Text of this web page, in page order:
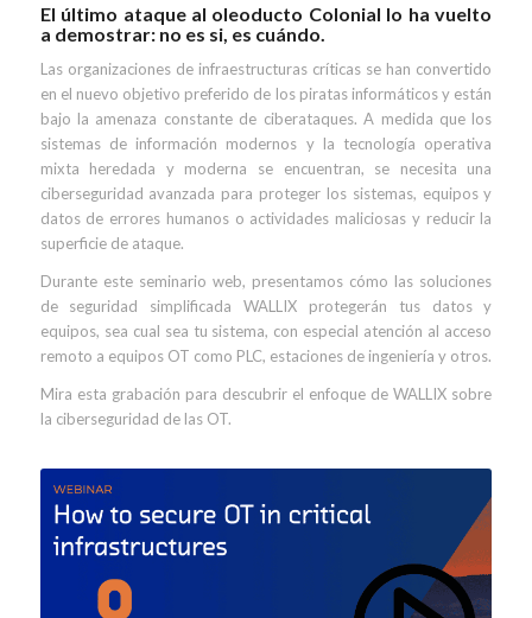
El último ataque al oleoducto Colonial lo ha vuelto
a demostrar: no es si, es cuándo.
Las organizaciones de infraestructuras críticas se han convertido
en el nuevo objetivo preferido de los piratas informáticos y están
bajo la amenaza constante de ciberataques. A medida que los
sistemas de información modernos y la tecnología operativa
mixta heredada y moderna se encuentran, se necesita una
ciberseguridad avanzada para proteger los sistemas, equipos y
datos de errores humanos o actividades maliciosas y reducir la
superficie de ataque.
Durante este seminario web, presentamos cómo las soluciones
de seguridad simplificada WALLIX protegerán tus datos y
equipos, sea cual sea tu sistema, con especial atención al acceso
remoto a equipos OT como PLC, estaciones de ingeniería y otros.
Mira esta grabación para descubrir el enfoque de WALLIX sobre
la ciberseguridad de las OT.